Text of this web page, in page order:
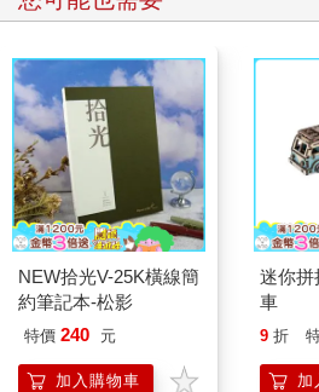
NEW拾光V-25K橫線簡
約筆記本-松影
特價 240 元
加入購物車
迷你拼
車
9 折
加